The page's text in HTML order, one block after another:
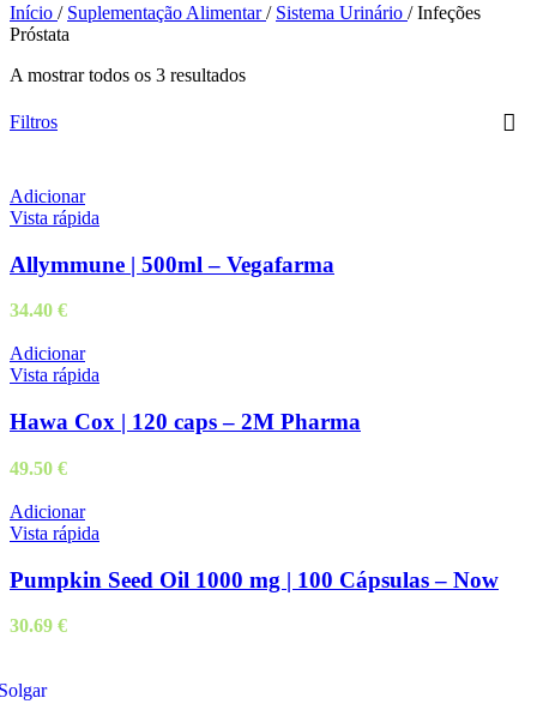
Início / Suplementação Alimentar/ Sistema Urinário / Infeções
Próstata
A mostrar todos os 3 resultados
Filtros
Adicionar
Vista rápida
Allymmune | 500ml – Vegafarma
34.40 €
Adicionar
Vista rápida
Hawa Cox | 120 caps – 2M Pharma
49.50 €
Adicionar
Vista rápida
Pumpkin Seed Oil 1000 mg | 100 Cápsulas – Now
30.69 €